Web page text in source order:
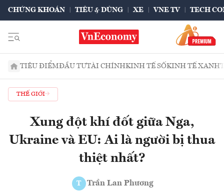
CHỨNG KHOÁN TIÊU & DÙNG XE VNE TV TECH
TIÊU ĐIỂMĐẦU TƯTÀI CHÍNHKINH TẾ SỐKINH TẾ XANH
THẾ GIỚI
Xung đột khí đốt giữa Nga,
Ukraine và EU: Ai là người bị thua
thiệt nhất?
T Trần Lan Phương